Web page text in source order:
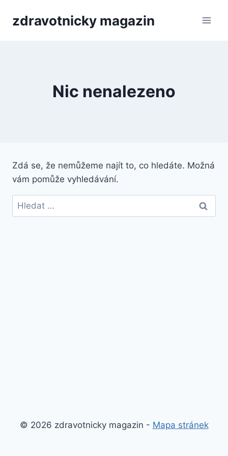
zdravotnicky magazin
Nic nenalezeno
Zdá se, že nemůžeme najít to, co hledáte. Možná
vám pomůže vyhledávání.
Vyhledávání
© 2026 zdravotnicky magazin - Mapa stránek